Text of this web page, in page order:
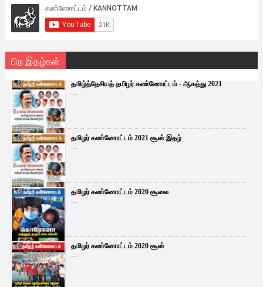
பிற இதழ்கள்
தமிழ்த்தேசியத் தமிழர் கண்ணோட்டம் - ஆகத்து 2021
...
தமிழர் கண்ணோட்டம் 2021 சூன் இதழ்
...
தமிழர் கண்ணோட்டம் 2020 சூலை
...
தமிழர் கண்ணோட்டம் 2020 சூன்
...